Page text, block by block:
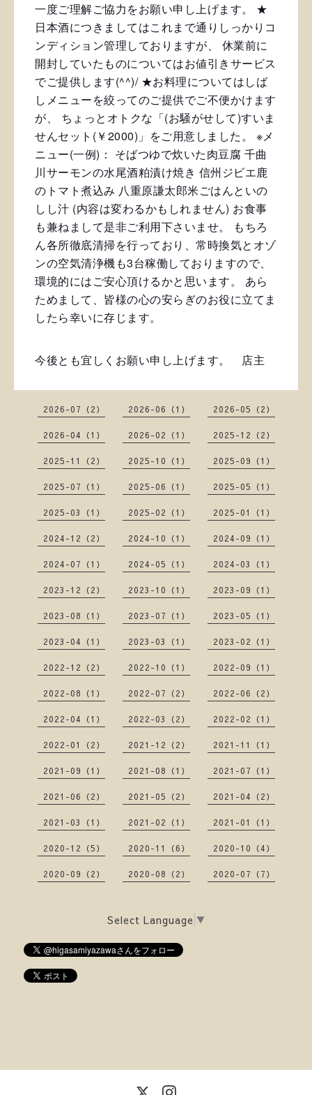
一度ご理解ご協力をお願い申し上げます。
★
日本酒につきましてはこれまで通りしっかりコ
ンディション管理しておりますが、
休業前に
開封していたものについてはお値引きサービス
でご提供します(^^)/ ★お料理についてはしば
しメニューを絞ってのご提供でご不便かけます
が、
ちょっとオトクな「(お騒がせして)すいま
せんセット(￥2000)」をご用意しました。
※メ
ニュー(一例)： そばつゆで炊いた肉豆腐 千曲
川サーモンの水尾酒粕漬け焼き 信州ジビエ鹿
のトマト煮込み 八重原謙太郎米ごはんといの
しし汁 (内容は変わるかもしれません) お食事
も兼ねまして是非ご利用下さいませ。
もちろ
ん各所徹底清掃を行っており、常時換気とオゾ
ンの空気清浄機も3台稼働しておりますので、
環境的にはご安心頂けるかと思います。
あら
ためまして、皆様の心の安らぎのお役に立てま
したら幸いに存じます。
今後とも宜しくお願い申し上げます。 店主
2026-07（2） 2026-06（1） 2026-05（2）
2026-04（1） 2026-02（1） 2025-12（2）
2025-11（2） 2025-10（1） 2025-09（1）
2025-07（1） 2025-06（1） 2025-05（1）
2025-03（1） 2025-02（1） 2025-01（1）
2024-12（2） 2024-10（1） 2024-09（1）
2024-07（1） 2024-05（1） 2024-03（1）
2023-12（2） 2023-10（1） 2023-09（1）
2023-08（1） 2023-07（1） 2023-05（1）
2023-04（1） 2023-03（1） 2023-02（1）
2022-12（2） 2022-10（1） 2022-09（1）
2022-08（1） 2022-07（2） 2022-06（2）
2022-04（1） 2022-03（2） 2022-02（1）
2022-01（2） 2021-12（2） 2021-11（1）
2021-09（1） 2021-08（1） 2021-07（1）
2021-06（2） 2021-05（2） 2021-04（2）
2021-03（1） 2021-02（1） 2021-01（1）
2020-12（5） 2020-11（6） 2020-10（4）
2020-09（2） 2020-08（2） 2020-07（7）
Select Language ▼